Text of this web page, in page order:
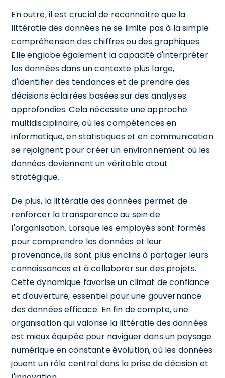
En outre, il est crucial de reconnaître que la
littératie des données ne se limite pas à la simple
compréhension des chiffres ou des graphiques.
Elle englobe également la capacité d'interpréter
les données dans un contexte plus large,
d'identifier des tendances et de prendre des
décisions éclairées basées sur des analyses
approfondies. Cela nécessite une approche
multidisciplinaire, où les compétences en
informatique, en statistiques et en communication
se rejoignent pour créer un environnement où les
données deviennent un véritable atout
stratégique.
De plus, la littératie des données permet de
renforcer la transparence au sein de
l'organisation. Lorsque les employés sont formés
pour comprendre les données et leur
provenance, ils sont plus enclins à partager leurs
connaissances et à collaborer sur des projets.
Cette dynamique favorise un climat de confiance
et d'ouverture, essentiel pour une gouvernance
des données efficace. En fin de compte, une
organisation qui valorise la littératie des données
est mieux équipée pour naviguer dans un paysage
numérique en constante évolution, où les données
jouent un rôle central dans la prise de décision et